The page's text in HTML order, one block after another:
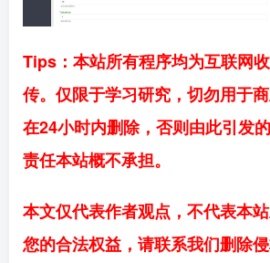
Tips：本站所有程序均为互联网
传。仅限于学习研究，切勿用于
在24小时内删除，否则由此引发
责任本站概不承担。
本文仅代表作者观点，不代表本
您的合法权益，请联系我们删除